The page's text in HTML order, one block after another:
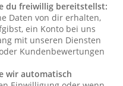
du freiwillig bereitstellst:
Daten von dir erhalten,
ein Konto bei uns
mit unseren Diensten
Kundenbewertungen
wir automatisch